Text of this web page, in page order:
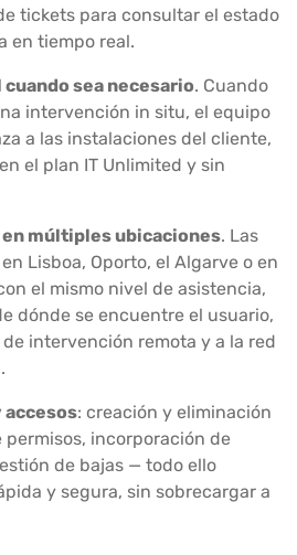
tickets para consultar el estado
en tiempo real.
sea necesario. Cuando
intervención in situ, el equipo
a las instalaciones del cliente,
el plan IT Unlimited y sin
múltiples ubicaciones. Las
Lisboa, Oporto, el Algarve o en
el mismo nivel de asistencia,
dónde se encuentre el usuario,
intervención remota y a la red
accesos: creación y eliminación
incorporación de
de bajas — todo ello
y segura, sin sobrecargar a